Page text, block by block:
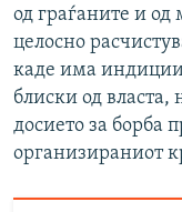
од граѓаните и
целосно
каде има
блиски од власта,
досието за борба
организираниот